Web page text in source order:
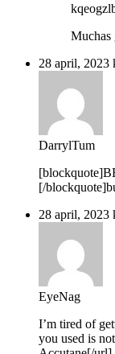
Muchas
28 april, 2023
DarrylTum
[/
28 april, 2023
EyeNag
I’m tired of
you used is